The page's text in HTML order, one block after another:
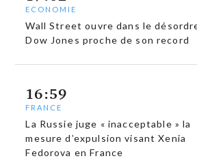
ECONOMIE
Wall Street ouvre dans le
Dow Jones proche de son record
16:59
FRANCE
La Russie juge « inacceptable » la
mesure d’expulsion visant Xenia
Fedorova en France